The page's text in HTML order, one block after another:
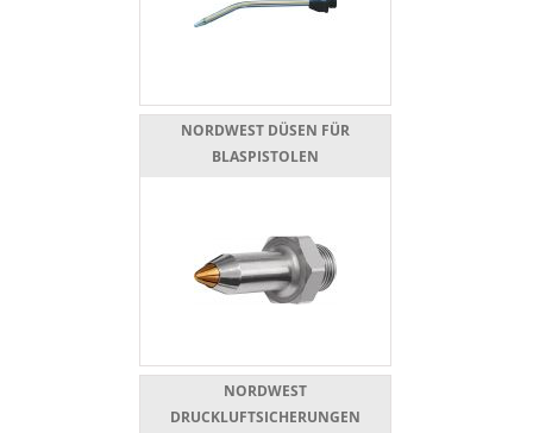
NORDWEST DÜSEN FÜR
BLASPISTOLEN
NORDWEST
DRUCKLUFTSICHERUNGEN